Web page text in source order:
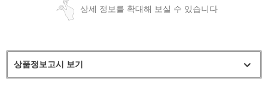
상세 정보를 확대해 보실 수 있습니다
상품정보고시 보기